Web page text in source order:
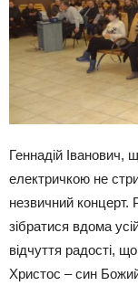
Геннадій Іванович,
електричкою не
незвичний концерт.
зібратися вдома
відчуття радості,
Христос – син